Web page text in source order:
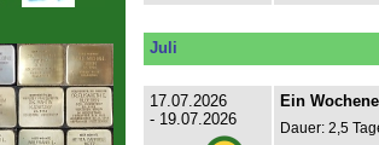
Juli
17.07.2026
- 19.07.2026
Ein
Dauer: 2,5